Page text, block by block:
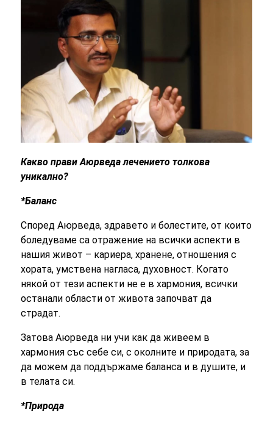
Какво прави Аюрведа лечението толкова
уникално?
*Баланс
Според Аюрведа, здравето и болестите, от които
боледуваме са отражение на всички аспекти в
нашия живот – кариера, хранене, отношения с
хората, умствена нагласа, духовност. Когато
някой от тези аспекти не е в хармония, всички
останали области от живота започват да
страдат.
Затова Аюрведа ни учи как да живеем в
хармония със себе си, с околните и природата, за
да можем да поддържаме баланса и в душите, и
в телата си.
*Природа